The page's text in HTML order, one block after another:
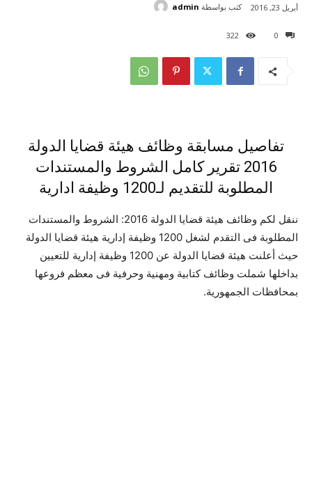
0
322
أبريل 23, 2016 كتب بواسطة admin
تفاصيل مسابقة وظائف هيئة قضايا الدولة
2016 تقرير كامل الشروط والمستندات
المطلوبة للتقديم لـ1200 وظيفة ادارية
ننقل لكم وظائف هيئة قضايا الدولة 2016: الشروط والمستندات
المطلوبة فى التقدم لشغل 1200 وظيفة إدارية هيئة قضايا الدولة
حيث أعلنت هيئة قضايا الدولة عن 1200 وظيفة إدارية للتعيين
بداخلها شملت وظائف كتابية ومهنية وحرفية فى معظم فروعها
بمحافظات الجمهورية.